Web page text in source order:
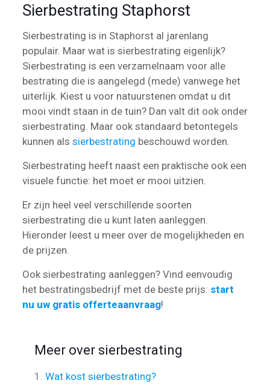
Sierbestrating Staphorst
Sierbestrating is in Staphorst al jarenlang
populair. Maar wat is sierbestrating eigenlijk?
Sierbestrating is een verzamelnaam voor alle
bestrating die is aangelegd (mede) vanwege het
uiterlijk. Kiest u voor natuurstenen omdat u dit
mooi vindt staan in de tuin? Dan valt dit ook onder
sierbestrating. Maar ook standaard betontegels
kunnen als sierbestrating beschouwd worden.
Sierbestrating heeft naast een praktische ook een
visuele functie: het moet er mooi uitzien.
Er zijn heel veel verschillende soorten
sierbestrating die u kunt laten aanleggen.
Hieronder leest u meer over de mogelijkheden en
de prijzen.
Ook sierbestrating aanleggen? Vind eenvoudig
het bestratingsbedrijf met de beste prijs: start
nu uw gratis offerteaanvraag!
Meer over sierbestrating
1. Wat kost sierbestrating?